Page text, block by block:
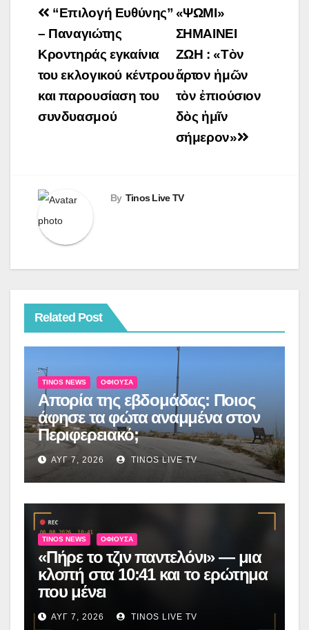
Πλοήγηση
άρθρων
«ΨΩΜΙ»
ΣΗΜΑΙΝΕΙ
ΖΩΗ : «Τὸν
ἄρτον ἡμῶν
τὸν ἐπιούσιον
δὸς ἡμῖν
σήμερον»
“Επιλογή Ευθύνης”
– Παναγιώτης
Κροντηράς εγκαίνια
του εκλογικού κέντρου
και παρουσίαση του
συνδυασμού
By Tinos Live TV
Related Post
TINOS NEWS ΟΦΙΟΎΣΑ
Απορία της εβδομάδας: Ποιος
άφησε τα φώτα αναμμένα στον
Περιφερειακό;
ΑΥΓ 7, 2026 TINOS LIVE TV
TINOS NEWS ΟΦΙΟΎΣΑ
«Πήρε το τζιν παντελόνι» — μια
κλοπή στα 10:41 και το ερώτημα
που μένει
ΑΥΓ 7, 2026 TINOS LIVE TV